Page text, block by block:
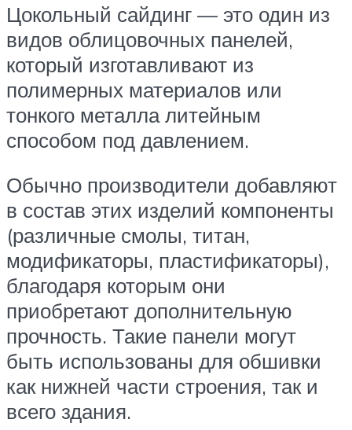
Цокольный сайдинг — это один из
видов облицовочных панелей,
который изготавливают из
полимерных материалов или
тонкого металла литейным
способом под давлением.
Обычно производители добавляют
в состав этих изделий компоненты
(различные смолы, титан,
модификаторы, пластификаторы),
благодаря которым они
приобретают дополнительную
прочность. Такие панели могут
быть использованы для обшивки
как нижней части строения, так и
всего здания.